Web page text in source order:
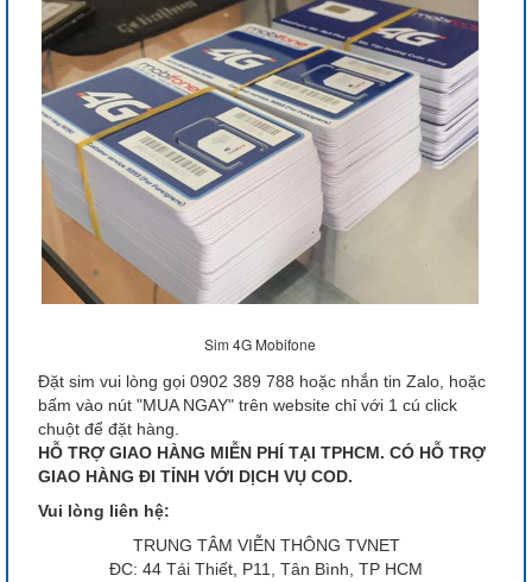
Sim 4G Mobifone
Đặt sim vui lòng gọi 0902 389 788 hoặc nhắn tin Zalo, hoặc
bấm vào nút "MUA NGAY" trên website chỉ với 1 cú click
chuột để đặt hàng.
HỖ TRỢ GIAO HÀNG MIỄN PHÍ TẠI TPHCM. CÓ HỖ TRỢ
GIAO HÀNG ĐI TỈNH VỚI DỊCH VỤ COD.
Vui lòng liên hệ:
TRUNG TÂM VIỄN THÔNG TVNET
ĐC: 44 Tái Thiết, P11, Tân Bình, TP HCM